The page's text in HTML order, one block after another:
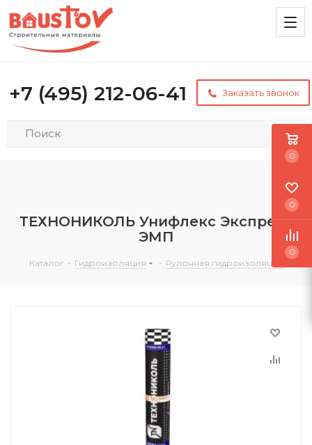
+7 (495) 212-06-41 Заказать звонок
ТЕХНОНИКОЛЬ Унифлекс Экспресс
ЭМП
Каталог - Гидроизоляция - Рулонная гидроизоляция
0
0
0